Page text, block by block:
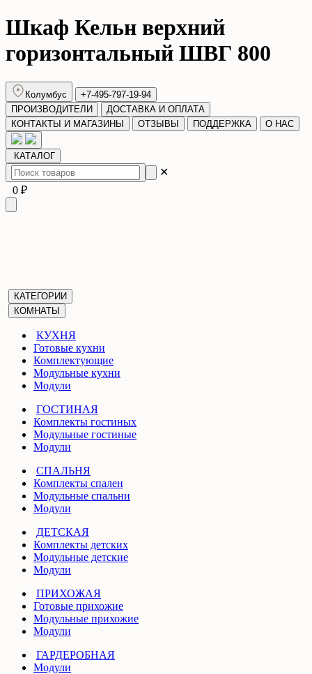
Шкаф Кельн верхний
горизонтальный ШВГ 800
Колумбус
+7-495-797-19-94
ПРОИЗВОДИТЕЛИ
ДОСТАВКА И ОПЛАТА
КОНТАКТЫ И МАГАЗИНЫ
ОТЗЫВЫ ПОДДЕРЖКА О НАС
КАТАЛОГ
✕
0 ₽
КАТЕГОРИИ
КОМНАТЫ
КУХНЯ
Готовые кухни
Комплектующие
Модульные кухни
Модули
ГОСТИНАЯ
Комплекты гостиных
Модульные гостиные
Модули
СПАЛЬНЯ
Комплекты спален
Модульные спальни
Модули
ДЕТСКАЯ
Комплекты детских
Модульные детские
Модули
ПРИХОЖАЯ
Готовые прихожие
Модульные прихожие
Модули
ГАРДЕРОБНАЯ
Модули